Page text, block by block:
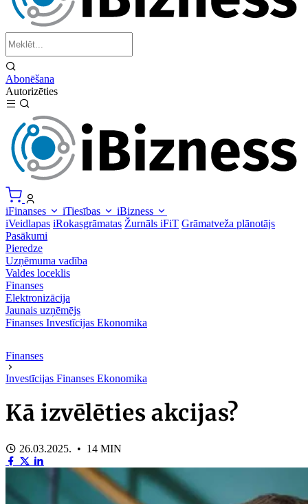
Abonēšana
Autorizēties
iFinanses iTiesības
iBizness
iVeidlapas iRokasgrāmatas Žurnāls iFiT Grāmatveža plānotājs
Pasākumi
Pieredze
Uzņēmuma vadība
Valdes loceklis
Finanses
Elektronizācija
Jaunais uzņēmējs
Finanses Investīcijas Ekonomika
Finanses
Investīcijas Finanses Ekonomika
Kā izvēlēties akcijas?
26.03.2025. • 14 MIN